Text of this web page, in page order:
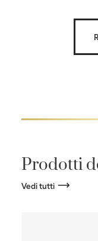
Prodotti
Vedi tutti